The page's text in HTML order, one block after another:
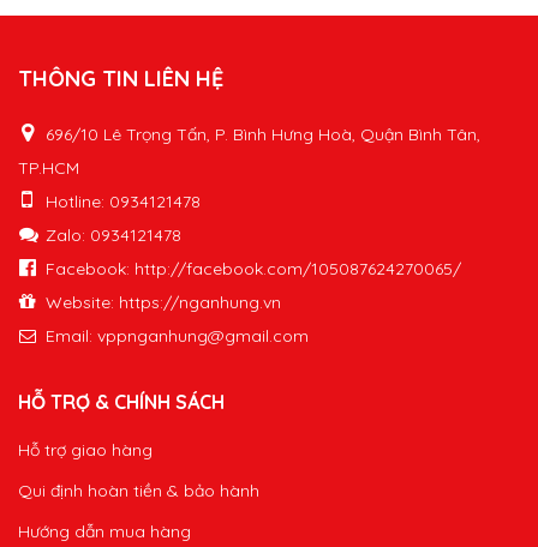
THÔNG TIN LIÊN HỆ
696/10 Lê Trọng Tấn, P. Bình Hưng Hoà, Quận Bình Tân,
TP.HCM
Hotline: 0934121478
Zalo: 0934121478
Facebook: http://facebook.com/105087624270065/
Website: https://nganhung.vn
Email: vppnganhung@gmail.com
HỖ TRỢ & CHÍNH SÁCH
Hỗ trợ giao hàng
Qui định hoàn tiền & bảo hành
Hướng dẫn mua hàng